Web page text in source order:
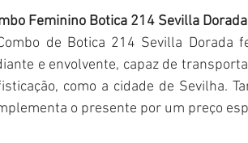
Feminino Botica 214 Sevilla
de Botica 214 Sevilla
e envolvente, capaz de
como a cidade de Sevilha.
o presente por um preço